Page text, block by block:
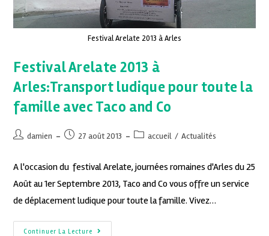
Festival Arelate 2013 à Arles
Festival Arelate 2013 à
Arles:Transport ludique pour toute la
famille avec Taco and Co
damien 27 août 2013 accueil / Actualités
A l'occasion du festival Arelate, journées romaines d'Arles du 25
Août au 1er Septembre 2013, Taco and Co vous offre un service
de déplacement ludique pour toute la famille. Vivez…
Continuer La Lecture